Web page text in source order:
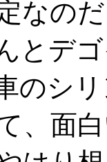
なの
とデ
のシ
、面